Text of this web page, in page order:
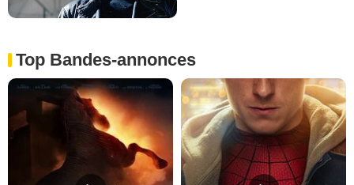
Top Bandes-annonces